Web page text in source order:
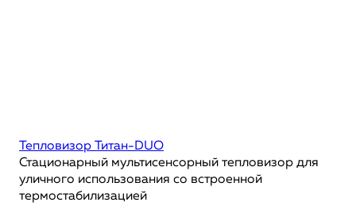
Тепловизор Титан-DUO
Стационарный мультисенсорный тепловизор для
уличного использования со встроенной
термостабилизацией